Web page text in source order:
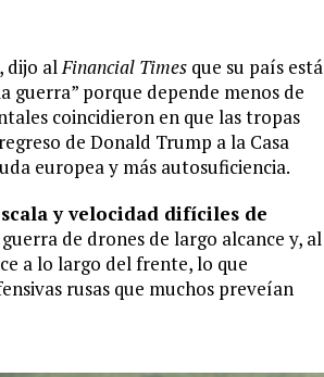
dijo alFinancial Times que su país está
guerra” porque depende menos de
coincidieron en que las tropas
de Donald Trump a la Casa
europea y más autosuficiencia.
y velocidad difíciles de
de drones de largo alcance y, al
a lo largo del frente, lo que
rusas que muchos preveían